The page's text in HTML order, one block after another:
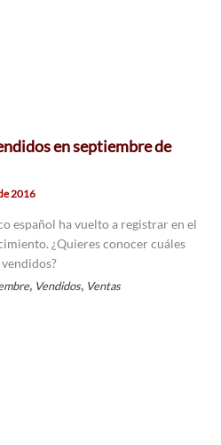
en septiembre de
2016
español ha vuelto a registrar en el
¿Quieres conocer cuáles
, Vendidos, Ventas